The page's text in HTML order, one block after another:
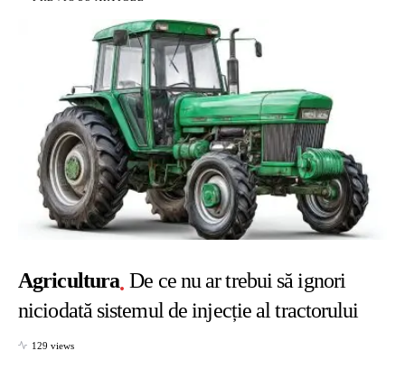
Agricultura De ce nu ar trebui să ignori
niciodată sistemul de injecție al tractorului
129 views